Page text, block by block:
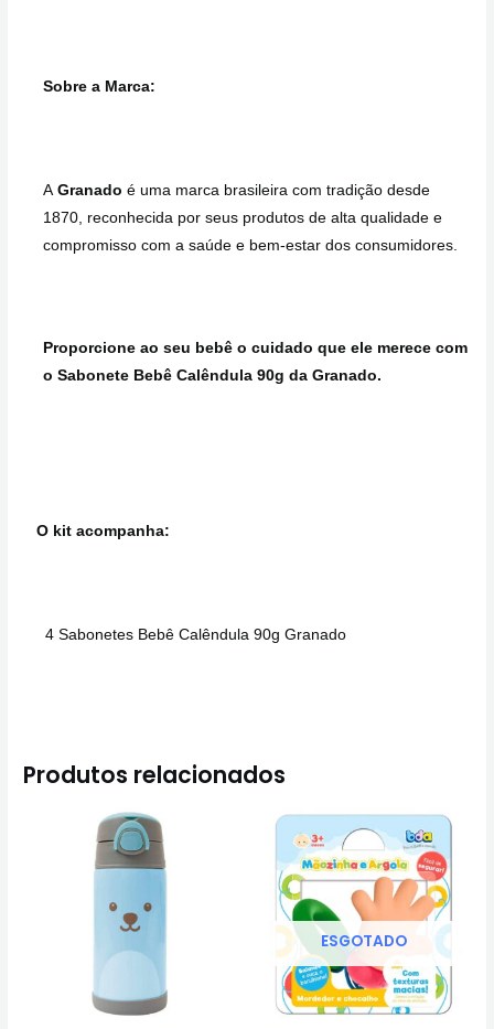
Sobre a Marca:
AGranado é uma marca brasileira com tradição desde
1870, reconhecida por seus produtos de alta qualidade e
compromisso com a saúde e bem-estar dos consumidores.
Proporcione ao seu bebê o cuidado que ele merece com
o Sabonete Bebê Calêndula 90g da Granado.
O kit acompanha:
4 Sabonetes Bebê Calêndula 90g Granado
Produtos relacionados
ESGOTADO